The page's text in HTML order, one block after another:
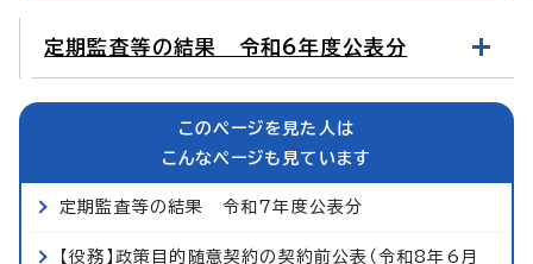
定期監査等の結果 令和6年度公表分
このページを見た人は
こんなページも見ています
定期監査等の結果 令和7年度公表分
【役務】政策目的随意契約の契約前公表（令和8年6月